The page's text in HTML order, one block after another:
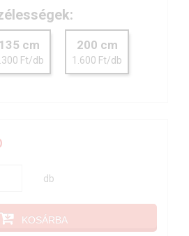
135 cm
Ft/db
200 cm
1.600 Ft/db
db
KOSÁRBA